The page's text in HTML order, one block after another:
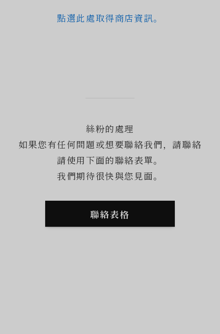
點選此處取得商店資訊。
絲粉的處理
如果您有任何問題或想要聯絡我們，請聯絡
請使用下面的聯絡表單。
我們期待很快與您見面。
聯絡表格